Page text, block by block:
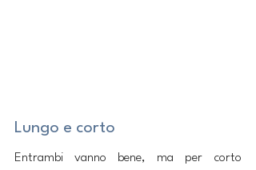
Lungo e corto
Entrambi vanno bene, ma per corto